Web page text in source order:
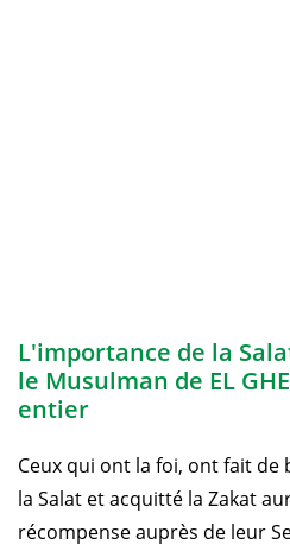
L'importance de la
le Musulman de EL
entier
Ceux qui ont la foi, ont fait
la Salat et acquitté la Zakat
récompense auprès de leur